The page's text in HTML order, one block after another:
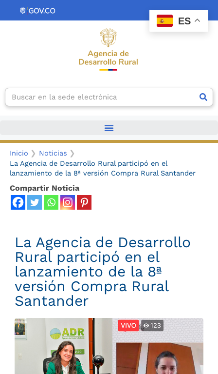
contenido
Search
Inicio
Noticias
La Agencia de Desarrollo Rural participó en el
lanzamiento de la 8ª versión Compra Rural Santander
Compartir Noticia
La Agencia de Desarrollo
Rural participó en el
lanzamiento de la 8ª
versión Compra Rural
Santander
ES